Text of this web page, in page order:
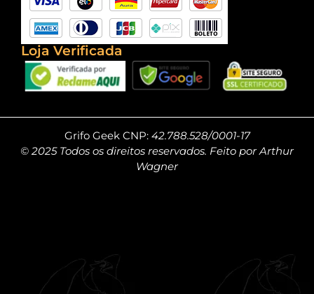
Loja Verificada
Grifo Geek CNP: 42.788.528/0001-17
© 2025 Todos os direitos reservados. Feito por Arthur
Wagner